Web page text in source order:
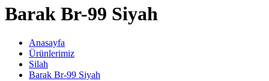
Barak Br-99 Siyah
Anasayfa
Ürünlerimiz
Silah
Barak Br-99 Siyah